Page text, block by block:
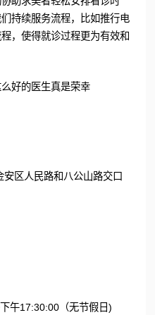
持续服务流程，比如推行电
，使得就诊过程更为有效和
好的医生真是荣幸
安区人民路和八公山路交口
午17:30:00（无节假日)